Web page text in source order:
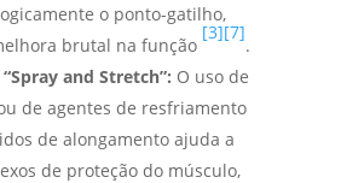
o ponto-gatilho,
brutal na função
[3][7]
.
and Stretch”: O uso de
de agentes de resfriamento
de alongamento ajuda a
de proteção do músculo,